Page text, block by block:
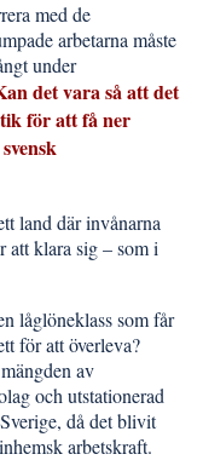
med de
arbetarna måste
under
det vara så att det
för att få ner
land där invånarna
att klara sig – som i
låglöneklass som får
för att överleva?
av
och utstationerad
då det blivit
arbetskraft.